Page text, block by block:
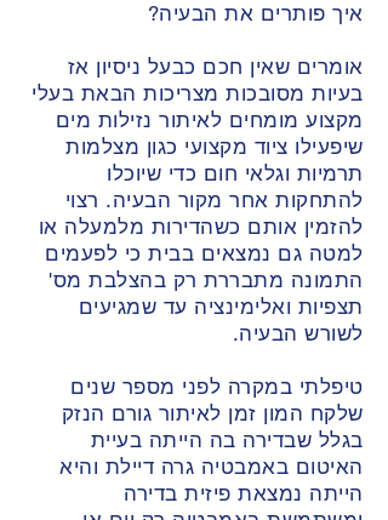
איך פותרים את הבעיה?
אומרים שאין חכם כבעל ניסיון אז
בעיות מסובכות מצריכות הבאת בעלי
מקצוע מומחים לאיתור נזילות מים
שיפעילו ציוד מקצועי כגון מצלמות
תרמיות וגלאי חום כדי שיוכלו
להתחקות אחר מקור הבעיה. רצוי
להזמין אותם כשהדירות מלמעלה או
למטה גם נמצאים בבית כי לפעמים
התמונה מתבררת רק בהצלבת מס'
תצפיות ואלימינציה עד שמגיעים
לשורש הבעיה.
טיפלתי במקרה לפני מספר שנים
שלקח המון זמן לאיתור גורם הנזק
בגלל שבדירה בה הייתה בעיית
האיטום באמבטיה גרה דיילת והיא
הייתה נמצאת פיזית בדירה